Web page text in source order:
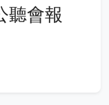
聽會報